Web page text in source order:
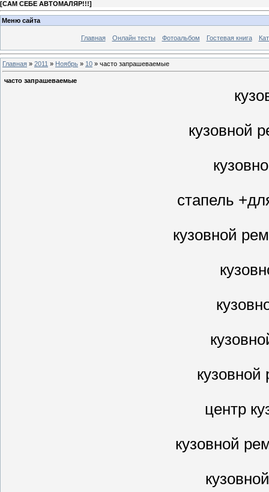
[САМ СЕБЕ АВТОМАЛЯР!!!]
Меню сайта
Главная Онлайн тесты Фотоальбом Гостевая книга
Главная » 2011 » Ноябрь » 10 » часто запрашеваемые
часто запрашеваемые
кузовной
стапель
кузовной
кузовной
центр
кузовной